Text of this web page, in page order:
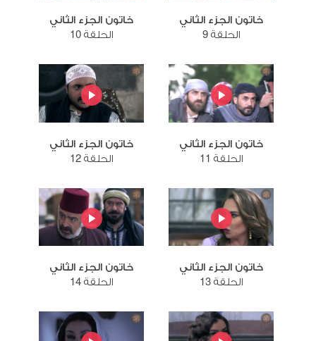
خاتون الجزء الثاني
الحلقة 9
خاتون الجزء الثاني
الحلقة 10
خاتون الجزء الثاني
الحلقة 11
خاتون الجزء الثاني
الحلقة 12
خاتون الجزء الثاني
الحلقة 13
خاتون الجزء الثاني
الحلقة 14